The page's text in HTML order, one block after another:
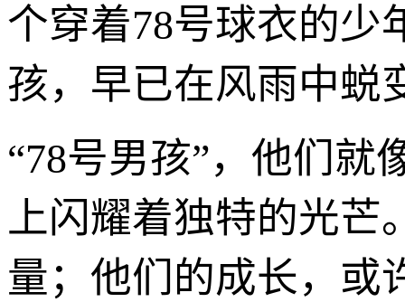
个穿着78号球衣的少
孩，早已在风雨中蜕
“78号男孩”，他们就
上闪耀着独特的光芒
量；他们的成长，或